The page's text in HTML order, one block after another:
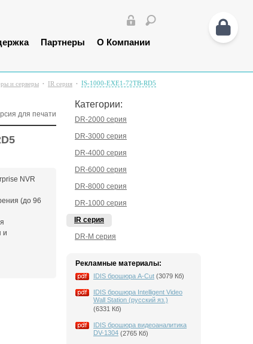
Партнеры О Компании
и серверы IR серия IS-1000-EXE1-72TB-RD5
Категории:
DR-2000 серия
DR-3000 серия
DR-4000 серия
DR-6000 серия
DR-8000 серия
DR-1000 серия
IR серия
DR-M серия
Рекламные материалы:
IDIS брошюра A-Cut (3079 Кб)
IDIS брошюра Intelligent Video
Wall Station (русский яз.)
(6331 Кб)
IDIS брошюра видеоаналитика
DV-1304 (2765 Кб)
для печати
NVR
(до 96
и